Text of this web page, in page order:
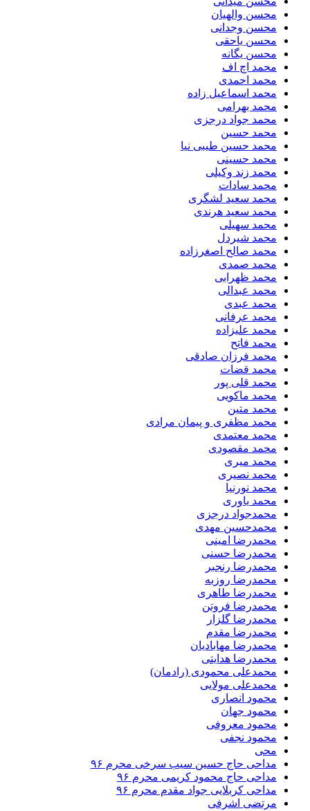
محسن والهیان
محسن وجدانی
محسن یاحقی
محسن یگانه
محمد اچ اف
محمد احمدی
محمد اسماعیل زاده
محمد بهرامی
محمد جواد درجزی
محمد حسین
محمد حسین طیبی نیا
محمد حسینی
محمد زند وکیلی
محمد سادات
محمد سعید لشگری
محمد سعید هرندی
محمد سهیلی
​محمد شیردل
محمد صالح اصغرزاده
محمد صمدی
محمد ظهرابی
محمد عبدالی
محمد عبدی
محمد عرفانی
محمد علیزاده
محمد فاتح
محمد فرزان صادقی
محمد قضات
محمد قلی پور
محمد ماکویی
محمد متین
محمد مظفری و پیمان مرادی
محمد معتمدی
محمد مقصودی
محمد میری
محمد نصیری
محمد نورنیا
محمد یاوری
محمدجواد درجزی
محمدحسین مهدی
محمدرضا امینی
محمدرضا حسنی
محمدرضا رنجبر
محمدرضا روزبه
محمدرضا طاهری
محمدرضا فروتن
محمدرضا گلزار
محمدرضا مقدم
محمدرضا مهابادیان
محمدرضا هدایتی
محمدعلی محمودی (رادمان)
محمدعلی مولایی
محمود انصاری
محمود جهان
محمود معروفی
محمود نجفی
محی
مداحی حاج حسین سیب سرخی محرم ۹۶
مداحی حاج محمود کریمی محرم ۹۶
مداحی کربلایی جواد مقدم محرم ۹۶
مرتضی اشرفی